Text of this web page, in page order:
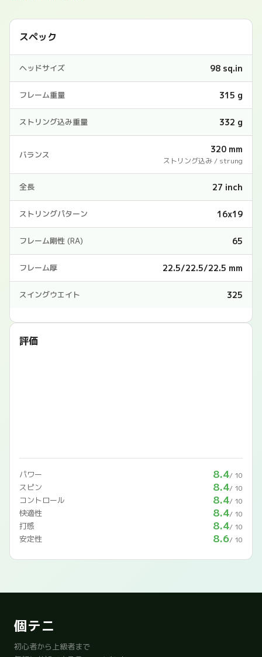
スペック
ヘッドサイズ 98 sq.in
フレーム重量 315 g
ストリング込み重量 332 g
バランス 320 mm
ストリング込み / strung
全長 27 inch
ストリングパターン 16x19
フレーム剛性 (RA) 65
フレーム厚 22.5/22.5/22.5 mm
スイングウエイト 325
評価
パワー 8.4/ 10
スピン 8.4/ 10
コントロール 8.4/ 10
快適性 8.4/ 10
打感 8.4/ 10
安定性 8.6/ 10
個テニ
初心者から上級者まで